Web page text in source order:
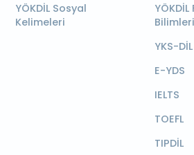
YÖKDİL Sosyal
Kelimeleri
YÖKDİL
Bilimleri
YKS-DİL
E-YDS
IELTS
TOEFL
TIPDİL